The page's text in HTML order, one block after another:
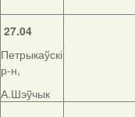
27.04
Петрыкаўскі
р-н,
А.Шэўчык